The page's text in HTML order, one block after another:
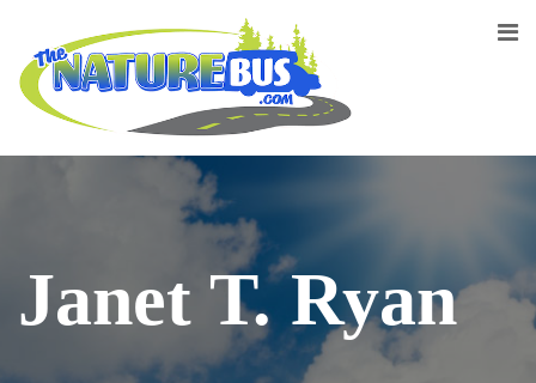
Janet T. Ryan